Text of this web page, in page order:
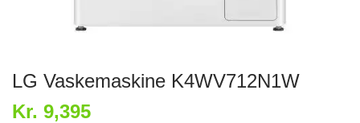
LG Vaskemaskine K4WV712N1W
Kr. 9,395